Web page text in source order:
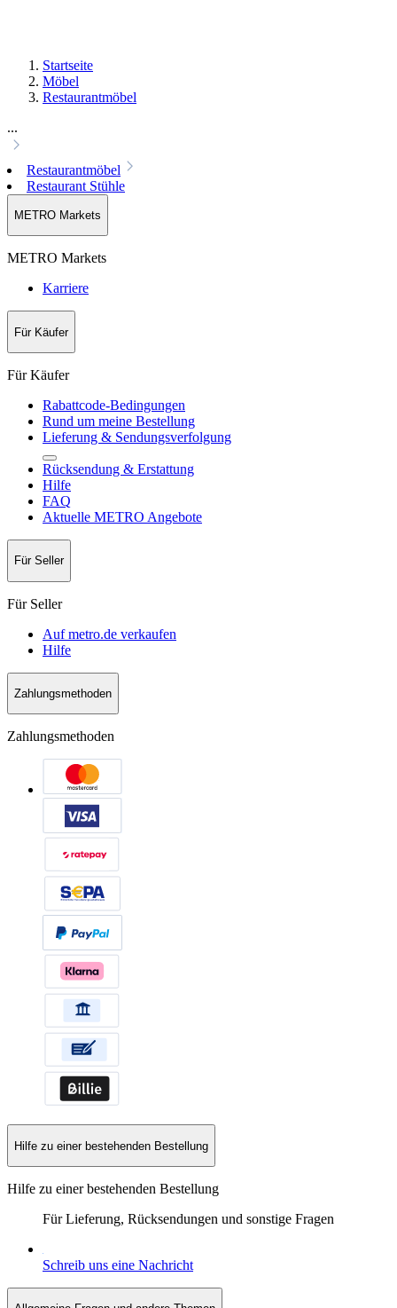
Startseite
Möbel
Restaurantmöbel
...
Restaurantmöbel
Restaurant Stühle
METRO Markets
METRO Markets
Karriere
Für Käufer
Für Käufer
Rabattcode-Bedingungen
Rund um meine Bestellung
Lieferung & Sendungsverfolgung
Rücksendung & Erstattung
Hilfe
FAQ
Aktuelle METRO Angebote
Für Seller
Für Seller
Auf metro.de verkaufen
Hilfe
Zahlungsmethoden
Zahlungsmethoden
Hilfe zu einer bestehenden Bestellung
Hilfe zu einer bestehenden Bestellung
Für Lieferung, Rücksendungen und sonstige Fragen
Schreib uns eine Nachricht